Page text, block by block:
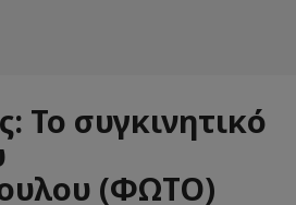
Το συγκινητικό
(ΦΩΤΟ)